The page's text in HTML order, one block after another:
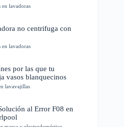
en lavadoras
no centrifuga con
en lavadoras
por las que tu
vasos blanquecinos
lavavajillas
al Error F08 en